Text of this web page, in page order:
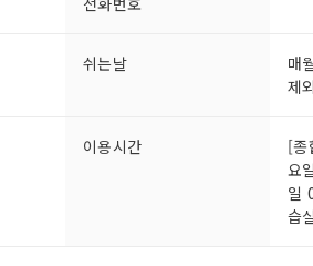
쉬는날
매
제
이용시간
[종
요
일
습